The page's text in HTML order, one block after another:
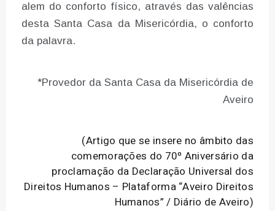
alem do conforto físico, através das valências
desta Santa Casa da Misericórdia, o conforto
da palavra.
*Provedor da Santa Casa da Misericórdia de
Aveiro
(Artigo que se insere no âmbito das
comemorações do 70º Aniversário da
proclamação da Declaração Universal dos
Direitos Humanos – Plataforma “Aveiro Direitos
Humanos” / Diário de Aveiro)